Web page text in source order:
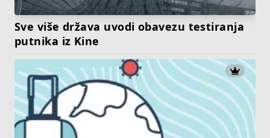
Sve više država uvodi obavezu testiranja
putnika iz Kine